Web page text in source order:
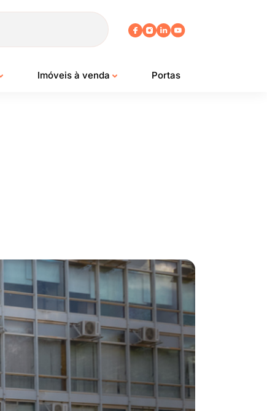
Imóveis à venda Portas